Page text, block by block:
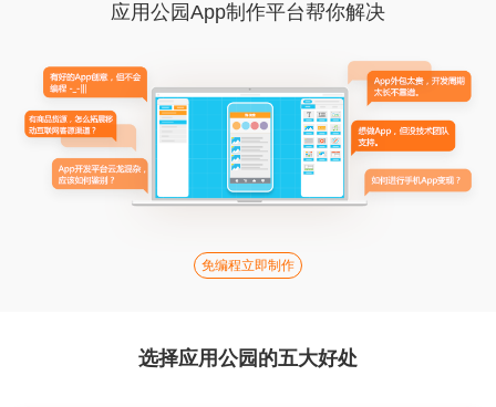
应用公园App制作平台帮你解决
免编程立即制作
选择应用公园的五大好处